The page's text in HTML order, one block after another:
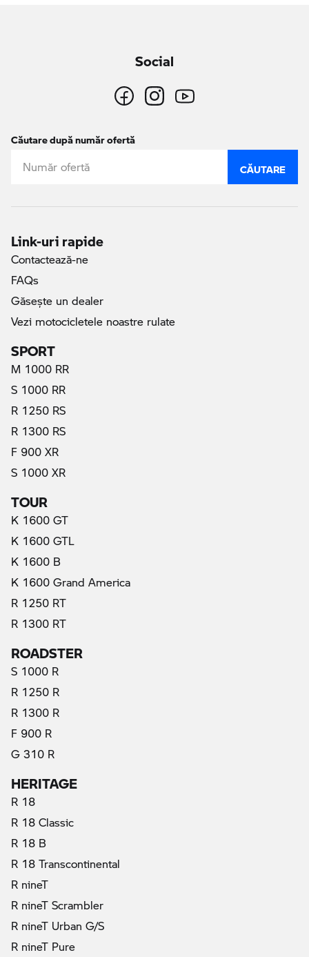
Social
Căutare după număr ofertă
CĂUTARE
Link-uri rapide
Contactează-ne
FAQs
Găseşte un dealer
Vezi motocicletele noastre rulate
SPORT
M 1000 RR
S 1000 RR
R 1250 RS
R 1300 RS
F 900 XR
S 1000 XR
TOUR
K 1600 GT
K 1600 GTL
K 1600 B
K 1600 Grand America
R 1250 RT
R 1300 RT
ROADSTER
S 1000 R
R 1250 R
R 1300 R
F 900 R
G 310 R
HERITAGE
R 18
R 18 Classic
R 18 B
R 18 Transcontinental
R nineT
R nineT Scrambler
R nineT Urban G/S
R nineT Pure